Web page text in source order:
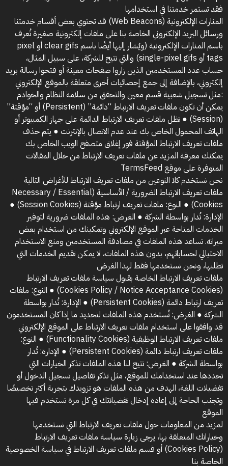
فقد تستمر خدمتنا في استخدامها
المنارات الإلكترونية (Web Beacons) قد تحتوي بعض أقسام خدمتنا
ورسائل البريد الإلكتروني الخاصة بنا على ملفات إلكترونية صغيرة تُعرف
باسم المنارات الإلكترونية (ويُشار إليها أيضًا باسم clear gifs أو pixel
tags أو single-pixel gifs) والتي تتيح للشركة، على سبيل المثال،
حساب عدد المستخدمين الذين زاروا صفحات معينة أو فتحوا رسالة بريد
إلكتروني، بالإضافة إلى جمع إحصائيات أخرى متعلقة بالموقع الإلكتروني
:مثل تسجيل شعبية قسم معين والتحقق من سلامة النظام والخوادم
يمكن أن تكون ملفات تعريف الارتباط “دائمة” (Persistent) أو “مؤقتة”
(Session) ● تظل ملفات تعريف الارتباط الدائمة على جهاز الكمبيوتر أو
الهاتف المحمول الخاص بك عند عدم الاتصال بالإنترنت ● يتم حذف
ملفات تعريف الارتباط المؤقتة فور إغلاق متصفح الويب الخاص بك
يمكنك معرفة المزيد عن ملفات تعريف الارتباط من خلال المقالات
المتوفرة على موقع TermsFeed
نحن نستخدم كلا النوعين من ملفات تعريف الارتباط للأغراض التالية
ملفات تعريف الارتباط الضرورية / الأساسية (Necessary / Essential
Cookies) ● النوع: ملفات تعريف ارتباط مؤقتة (Session Cookies) ●
الإدارة: تُدار بواسطة الشركة ● الغرض: هذه الملفات ضرورية لتوفير
الخدمات المتاحة عبر الموقع الإلكتروني وتمكينك من استخدام بعض
ميزاته. تساعد هذه الملفات في مصادقة المستخدمين ومنع الاستخدام
الاحتيالي لحساباتهم، بدون هذه الملفات، لا يمكن تقديم الخدمات التي
تطلبها، ونحن نستخدمها فقط لهذا الغرض
ملفات تعريف الارتباط الخاصة بقبول سياسة ملفات تعريف الارتباط
(Cookies Policy / Notice Acceptance Cookies) ● النوع: ملفات
تعريف ارتباط دائمة (Persistent Cookies) ● الإدارة: تُدار بواسطة
الشركة ● الغرض: تُستخدم هذه الملفات لتحديد ما إذا كان المستخدمون
قد وافقوا على استخدام ملفات تعريف الارتباط على الموقع الإلكتروني
ملفات تعريف الارتباط الوظيفية (Functionality Cookies) ● النوع:
ملفات تعريف ارتباط دائمة (Persistent Cookies) ● الإدارة: تُدار
بواسطة الشركة ● الغرض: تتيح لنا هذه الملفات تذكر الخيارات التي
تحددها عند استخدامك للموقع، مثل تذكر تفاصيل تسجيل الدخول أو
تفضيلات اللغة، الهدف من هذه الملفات هو تزويدك بتجربة أكثر تخصيصًا
وتجنب الحاجة إلى إعادة إدخال تفضيلاتك في كل مرة تستخدم فيها
الموقع
لمزيد من المعلومات حول ملفات تعريف الارتباط التي نستخدمها
وخياراتك المتعلقة بها، يرجى زيارة سياسة ملفات تعريف الارتباط
(Cookies Policy) أو قسم ملفات تعريف الارتباط في سياسة الخصوصية
الخاصة بنا